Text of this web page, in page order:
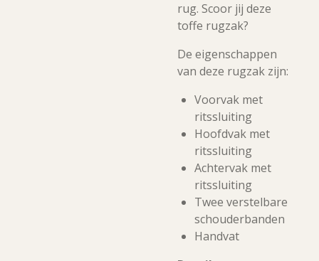
rug. Scoor jij deze
toffe rugzak?
De eigenschappen
van deze rugzak zijn:
Voorvak met
ritssluiting
Hoofdvak met
ritssluiting
Achtervak met
ritssluiting
Twee verstelbare
schouderbanden
Handvat